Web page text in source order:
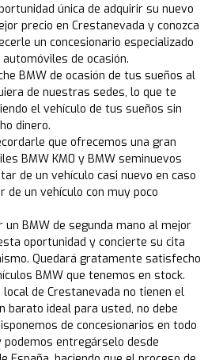
única de adquirir su nuevo
precio en Crestanevada y conozca
un concesionario especializado
de ocasión.
BMW de ocasión de tus sueños al
de nuestras sedes, lo que te
el vehículo de tus sueños sin
dinero.
que ofrecemos una gran
BMW KM0 y BMW seminuevos
de un vehículo casi nuevo en caso
de un vehículo con muy poco
un BMW de segunda mano al mejor
oportunidad y concierte su cita
Quedará gratamente satisfecho
BMW que tenemos en stock.
local de Crestanevada no tienen el
barato ideal para usted, no debe
de concesionarios en todo
entregárselo desde